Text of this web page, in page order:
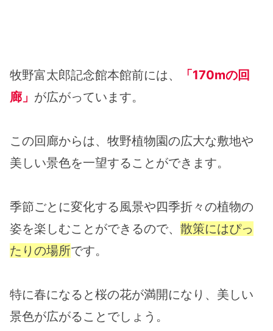
牧野富太郎記念館本館前には、
「170mの回
廊」 が広がっています。
この回廊からは、牧野植物園の広大な敷地や
美しい景色を一望することができます。
季節ごとに変化する風景や四季折々の植物の
姿を楽しむことができるので、 散策にはぴっ
たりの場所です。
特に春になると桜の花が満開になり、美しい
景色が広がることでしょう。